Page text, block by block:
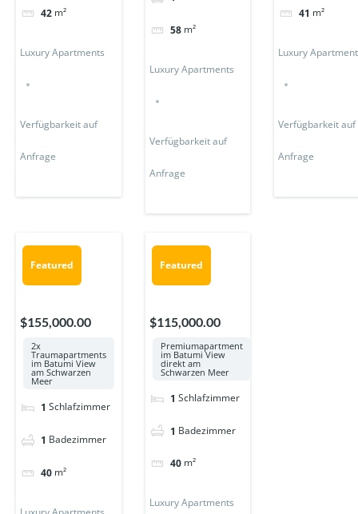
42 m²
Luxury Apartments
Verfügbarkeit auf
Anfrage
58 m²
Luxury Apartments
Verfügbarkeit auf
Anfrage
41 m²
Luxury
Verfügbarkeit auf
Anfrage
Featured
$155,000.00
2x
Traumapartments
im Batumi View
am Schwarzen
Meer
1 Schlafzimmer
1 Badezimmer
40 m²
Featured
$115,000.00
Premiumapartment
im Batumi View
direkt am
Schwarzen Meer
1 Schlafzimmer
1 Badezimmer
40 m²
Luxury Apartments